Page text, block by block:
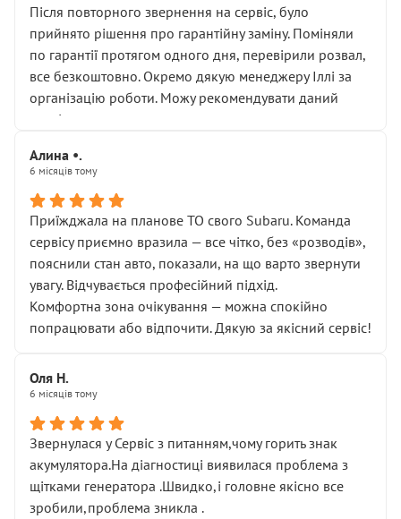
Після повторного звернення на сервіс, було
прийнято рішення про гарантійну заміну. Поміняли
по гарантії протягом одного дня, перевірили розвал,
все безкоштовно. Окремо дякую менеджеру Іллі за
організацію роботи. Можу рекомендувати даний
сервіс.
Алина •.
6 місяців тому
Приїжджала на планове ТО свого Subaru. Команда
сервісу приємно вразила — все чітко, без «розводів»,
пояснили стан авто, показали, на що варто звернути
увагу. Відчувається професійний підхід.
Комфортна зона очікування — можна спокійно
попрацювати або відпочити. Дякую за якісний сервіс!
Оля Н.
6 місяців тому
Звернулася у Сервіс з питанням,чому горить знак
акумулятора.На діагностиці виявилася проблема з
щітками генератора .Швидко,і головне якісно все
зробили,проблема зникла .